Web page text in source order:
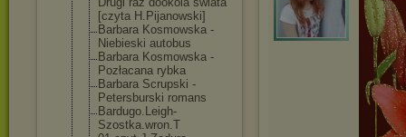
[czyta H.Pijanowski]
Barbara Kosmowska -
Niebieski autobus
Barbara Kosmowska -
Pozłacana rybka
Barbara Scrupski -
Petersburski romans
Bardugo.Leigh-
Szostka.wron.T